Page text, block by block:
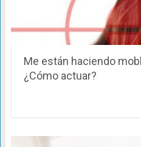
Me están haciendo
¿Cómo actuar?